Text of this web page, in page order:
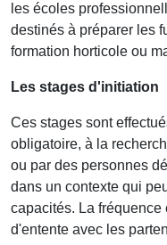
les écoles
destinés à préparer les
formation horticole ou
Les stages d'initiation
Ces stages sont
obligatoire, à la
ou par des personnes
dans un contexte qui
capacités. La fréquence
d'entente avec les